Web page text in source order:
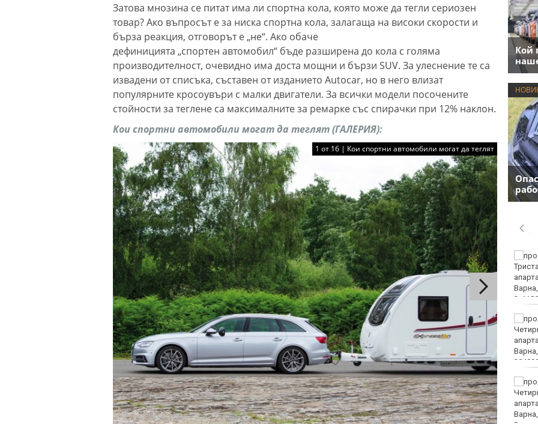
Затова мнозина се питат има ли спортна кола, която може да тегли сериозен
товар? Ако въпросът е за ниска спортна кола, залагаща на високи скорости и
бърза реакция, отговорът е „не“. Ако обаче
дефиницията „спортен автомобил“ бъде разширена до кола с голяма
производителност, очевидно има доста мощни и бързи SUV. За улеснение те са
извадени от списъка, съставен от изданието Autocar, но в него влизат
популярните кросоувъри с малки двигатели. За всички модели посочените
стойности за теглене са максималните за ремарке със спирачки при 12% наклон.
Кои спортни автомобили могат да теглят (ГАЛЕРИЯ):
1 от 16 | Кои спортни автомобили могат да теглят
Кой
София попадна в
десетката на
дестинациите с най-
голям риск от
джебчийство
Министърът на
отбраната: Усилихме
наблюденията върху
въздушното
пространство, както и охраната
Камион спука гума в
движение и едва не
премаза кола